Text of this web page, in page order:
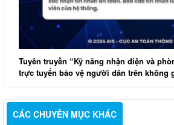
Tuyên truyền “Kỹ năng nhận diện và
trực tuyến bảo vệ người dân trên không
CÁC CHUYÊN MỤC KHÁC